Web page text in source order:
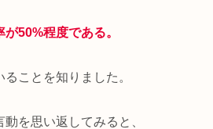
50%程度である。
ことを知りました。
を思い返してみると、